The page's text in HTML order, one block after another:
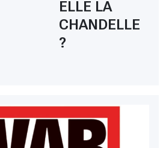
ELLE LA
CHANDELLE
?